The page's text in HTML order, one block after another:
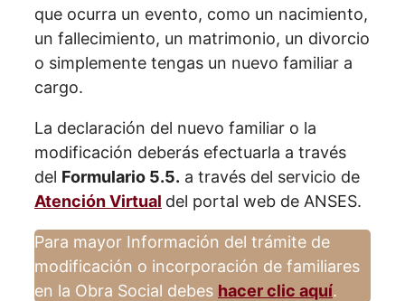
que ocurra un evento, como un nacimiento,
un fallecimiento, un matrimonio, un divorcio
o simplemente tengas un nuevo familiar a
cargo.
La declaración del nuevo familiar o la
modificación deberás efectuarla a través
del Formulario 5.5. a través del servicio de
Atención Virtual del portal web de ANSES.
Para mayor Información del trámite de
modificación o incorporación de familiares
en la Obra Social debes hacer clic aquí.